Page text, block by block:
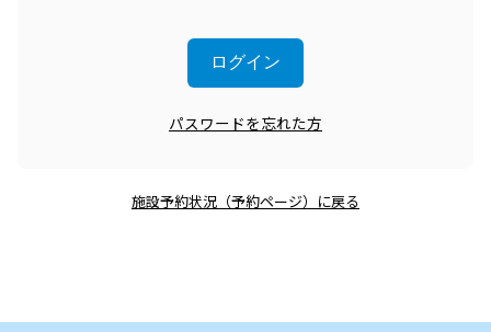
パスワードを忘れた方
施設予約状況（予約ページ）に戻る